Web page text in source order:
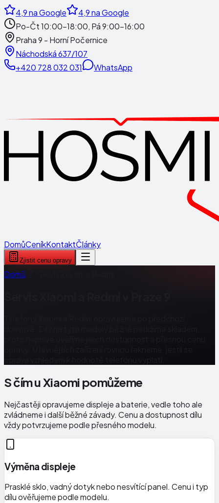
4,9na Google 4,9na Google
Po-Čt 10:00-18:00, Pá 9:00-16:00
Praha 9 - Horní Počernice
Náchodská 637/107
+420 728 032 031
WhatsApp
DomůCeníkKontaktČlánky
Zjistit cenu opravy
Domů
S čím u Xiaomi pomůžeme
Nejčastěji opravujeme displeje a baterie, vedle toho ale
zvládneme i další běžné závady. Cenu a dostupnost dílu
vždy potvrzujeme podle přesného modelu.
Výměna displeje
Prasklé sklo, vadný dotyk nebo nesvítící panel. Cenu i typ
dílu ověřujeme podle modelu.